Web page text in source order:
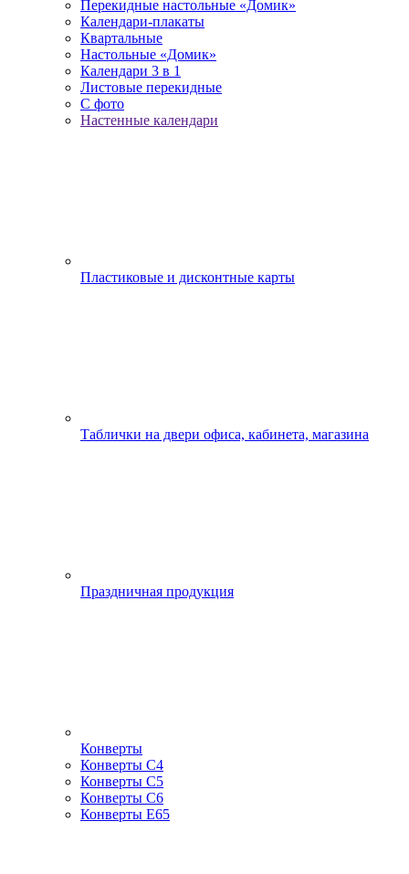
Перекидные настольные «Домик»
Календари-плакаты
Квартальные
Настольные «Домик»
Календари 3 в 1
Листовые перекидные
С фото
Настенные календари
Пластиковые и дисконтные карты
Таблички на двери офиса, кабинета, магазина
Праздничная продукция
Конверты
Конверты С4
Конверты С5
Конверты С6
Конверты Е65